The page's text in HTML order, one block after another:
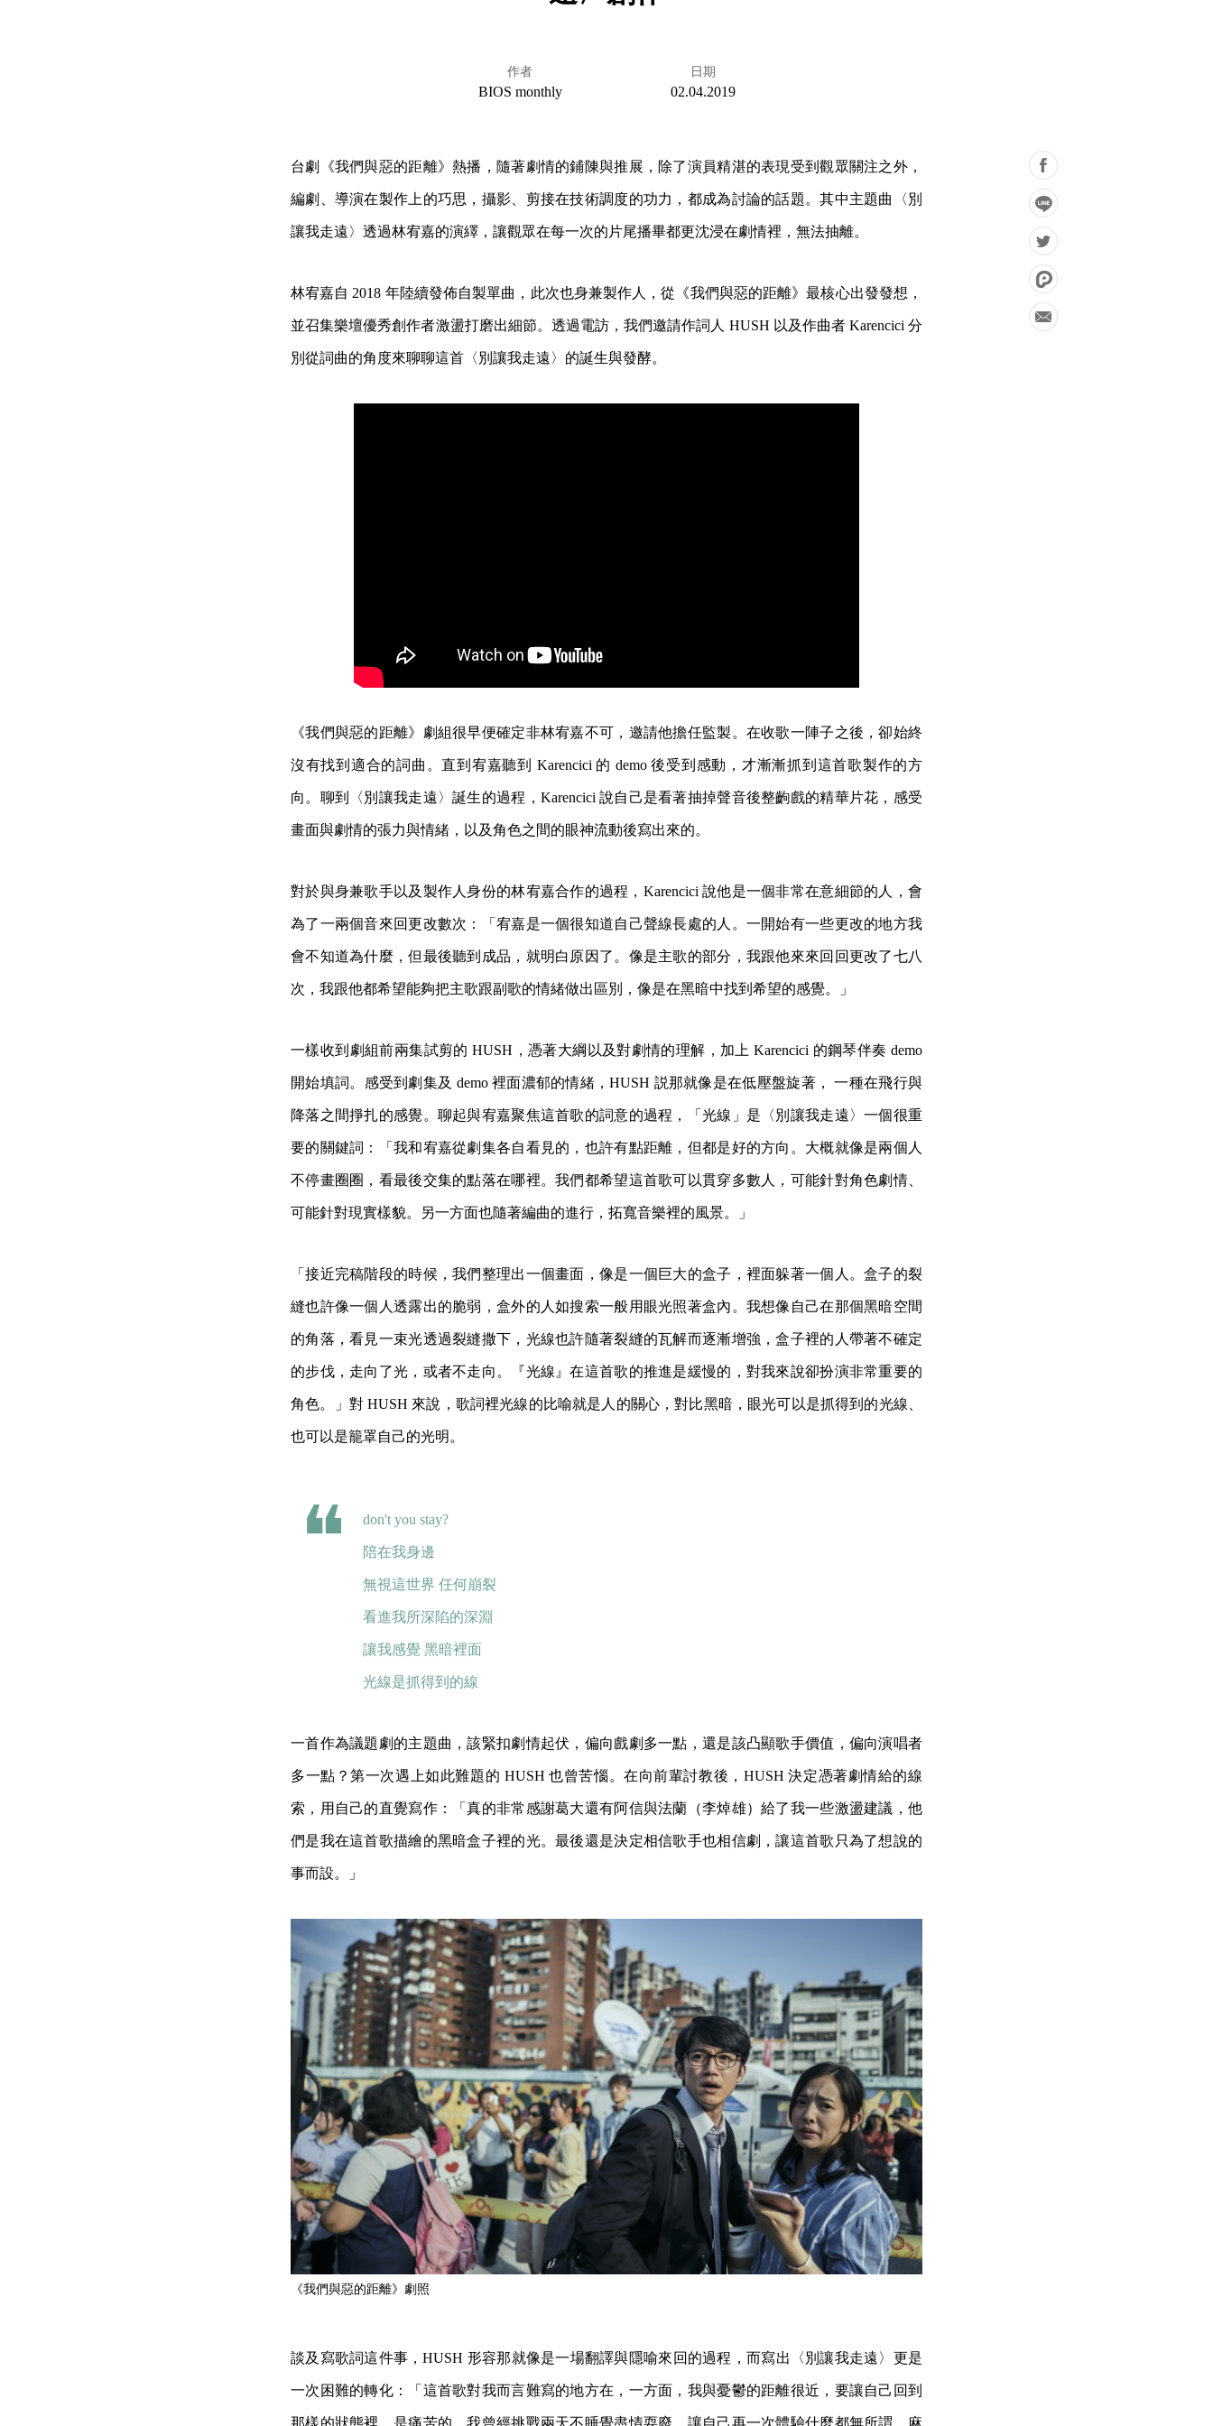
作者
BIOS monthly
日期
02.04.2019
台劇《我們與惡的距離》熱播，隨著劇情的鋪陳與推展，除了演員精湛的表現受到觀眾關注之外，
編劇、導演在製作上的巧思，攝影、剪接在技術調度的功力，都成為討論的話題。其中主題曲〈別
讓我走遠〉透過林宥嘉的演繹，讓觀眾在每一次的片尾播畢都更沈浸在劇情裡，無法抽離。
林宥嘉自 2018 年陸續發佈自製單曲，此次也身兼製作人，從《我們與惡的距離》最核心出發發想，
並召集樂壇優秀創作者激盪打磨出細節。透過電訪，我們邀請作詞人 HUSH 以及作曲者 Karencici 分
別從詞曲的角度來聊聊這首〈別讓我走遠〉的誕生與發酵。
《我們與惡的距離》劇組很早便確定非林宥嘉不可，邀請他擔任監製。在收歌一陣子之後，卻始終
沒有找到適合的詞曲。直到宥嘉聽到 Karencici 的 demo 後受到感動，才漸漸抓到這首歌製作的方
向。聊到〈別讓我走遠〉誕生的過程，Karencici 說自己是看著抽掉聲音後整齣戲的精華片花，感受
畫面與劇情的張力與情緒，以及角色之間的眼神流動後寫出來的。
對於與身兼歌手以及製作人身份的林宥嘉合作的過程，Karencici 說他是一個非常在意細節的人，會
為了一兩個音來回更改數次：「宥嘉是一個很知道自己聲線長處的人。一開始有一些更改的地方我
會不知道為什麼，但最後聽到成品，就明白原因了。像是主歌的部分，我跟他來來回回更改了七八
次，我跟他都希望能夠把主歌跟副歌的情緒做出區別，像是在黑暗中找到希望的感覺。」
一樣收到劇組前兩集試剪的 HUSH，憑著大綱以及對劇情的理解，加上 Karencici 的鋼琴伴奏 demo
開始填詞。感受到劇集及 demo 裡面濃郁的情緒，HUSH 説那就像是在低壓盤旋著， 一種在飛行與
降落之間掙扎的感覺。聊起與宥嘉聚焦這首歌的詞意的過程，「光線」是〈別讓我走遠〉一個很重
要的關鍵詞：「我和宥嘉從劇集各自看見的，也許有點距離，但都是好的方向。大概就像是兩個人
不停畫圈圈，看最後交集的點落在哪裡。我們都希望這首歌可以貫穿多數人，可能針對角色劇情、
可能針對現實樣貌。另一方面也隨著編曲的進行，拓寬音樂裡的風景。」
「接近完稿階段的時候，我們整理出一個畫面，像是一個巨大的盒子，裡面躲著一個人。盒子的裂
縫也許像一個人透露出的脆弱，盒外的人如搜索一般用眼光照著盒內。我想像自己在那個黑暗空間
的角落，看見一束光透過裂縫撒下，光線也許隨著裂縫的瓦解而逐漸增強，盒子裡的人帶著不確定
的步伐，走向了光，或者不走向。『光線』在這首歌的推進是緩慢的，對我來說卻扮演非常重要的
角色。」對 HUSH 來說，歌詞裡光線的比喻就是人的關心，對比黑暗，眼光可以是抓得到的光線、
也可以是籠罩自己的光明。
don't you stay?
陪在我身邊
無視這世界 任何崩裂
看進我所深陷的深淵
讓我感覺 黑暗裡面
光線是抓得到的線
一首作為議題劇的主題曲，該緊扣劇情起伏，偏向戲劇多一點，還是該凸顯歌手價值，偏向演唱者
多一點？第一次遇上如此難題的 HUSH 也曾苦惱。在向前輩討教後，HUSH 決定憑著劇情給的線
索，用自己的直覺寫作：「真的非常感謝葛大還有阿信與法蘭（李焯雄）給了我一些激盪建議，他
們是我在這首歌描繪的黑暗盒子裡的光。最後還是決定相信歌手也相信劇，讓這首歌只為了想說的
事而設。」
《我們與惡的距離》劇照
談及寫歌詞這件事，HUSH 形容那就像是一場翻譯與隱喻來回的過程，而寫出〈別讓我走遠〉更是
一次困難的轉化：「這首歌對我而言難寫的地方在，一方面，我與憂鬱的距離很近，要讓自己回到
那樣的狀態裡，是痛苦的。我曾經挑戰兩天不睡覺盡情耍廢，讓自己再一次體驗什麼都無所謂、麻